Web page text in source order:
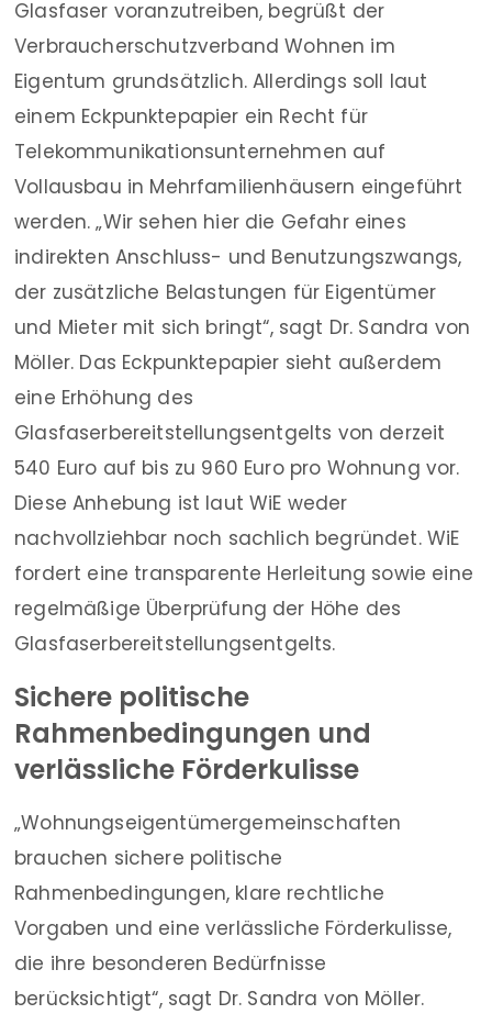
Glasfaser voranzutreiben, begrüßt der
Verbraucherschutzverband Wohnen im
Eigentum grundsätzlich. Allerdings soll laut
einem Eckpunktepapier ein Recht für
Telekommunikationsunternehmen auf
Vollausbau in Mehrfamilienhäusern eingeführt
werden. „Wir sehen hier die Gefahr eines
indirekten Anschluss- und Benutzungszwangs,
der zusätzliche Belastungen für Eigentümer
und Mieter mit sich bringt“, sagt Dr. Sandra von
Möller. Das Eckpunktepapier sieht außerdem
eine Erhöhung des
Glasfaserbereitstellungsentgelts von derzeit
540 Euro auf bis zu 960 Euro pro Wohnung vor.
Diese Anhebung ist laut WiE weder
nachvollziehbar noch sachlich begründet. WiE
fordert eine transparente Herleitung sowie eine
regelmäßige Überprüfung der Höhe des
Glasfaserbereitstellungsentgelts.
Sichere politische
Rahmenbedingungen und
verlässliche Förderkulisse
„Wohnungseigentümergemeinschaften
brauchen sichere politische
Rahmenbedingungen, klare rechtliche
Vorgaben und eine verlässliche Förderkulisse,
die ihre besonderen Bedürfnisse
berücksichtigt“, sagt Dr. Sandra von Möller.